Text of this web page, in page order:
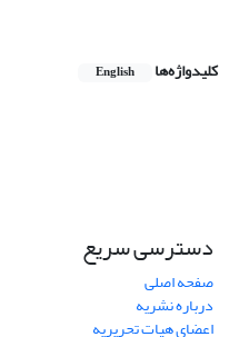
کلیدواژه‌ها English
دسترسی سریع
صفحه اصلی
درباره نشریه
اعضای هیات تحریریه